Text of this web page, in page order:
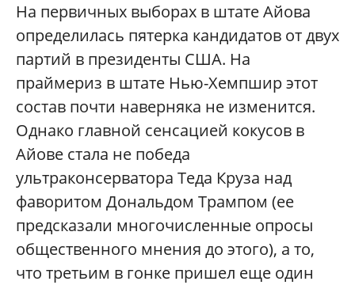
На первичных выборах в штате Айова
определилась пятерка кандидатов от двух
партий в президенты США. На
праймериз в штате Нью-Хемпшир этот
состав почти наверняка не изменится.
Однако главной сенсацией кокусов в
Айове стала не победа
ультраконсерватора Теда Круза над
фаворитом Дональдом Трампом (ее
предсказали многочисленные опросы
общественного мнения до этого), а то,
что третьим в гонке пришел еще один